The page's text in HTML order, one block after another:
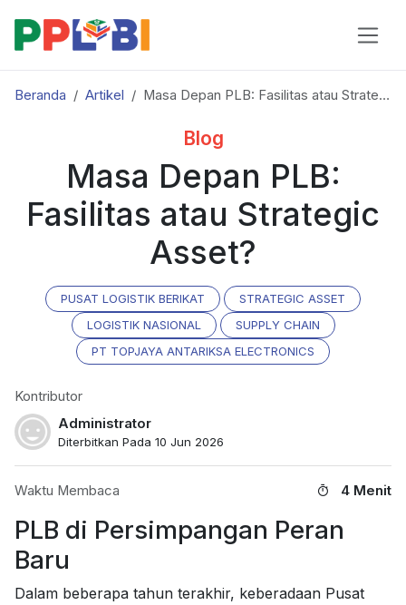
Beranda Artikel Masa Depan PLB: Fasilitas atau Strategic Asset?
Blog
Masa Depan PLB:
Fasilitas atau Strategic
Asset?
PUSAT LOGISTIK BERIKAT
STRATEGIC ASSET
LOGISTIK NASIONAL
SUPPLY CHAIN
PT TOPJAYA ANTARIKSA ELECTRONICS
Kontributor
Administrator
Diterbitkan Pada 10 Jun 2026
Waktu Membaca 4 Menit
PLB di Persimpangan Peran
Baru
Dalam beberapa tahun terakhir, keberadaan Pusat